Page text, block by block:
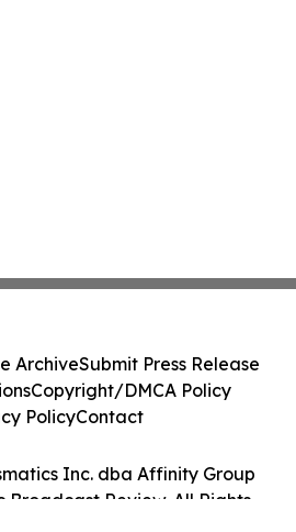
Inc. dba Affinity Group
Broadcast Review. All Rights
ArchiveSubmit Press Release
Copyright/DMCA Policy
PolicyContact